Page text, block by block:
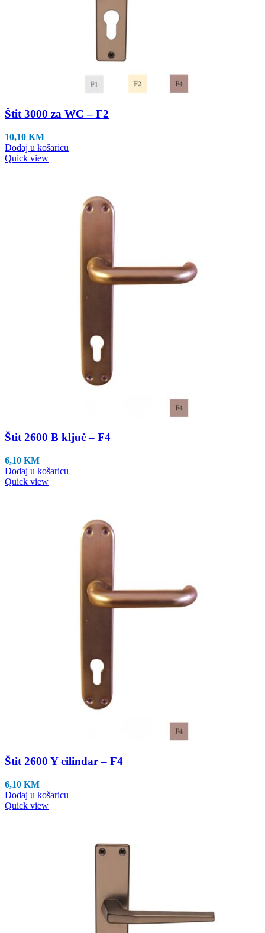
Štit 3000 za WC – F2
10,10 KM
Dodaj u košaricu
Quick view
Štit 2600 B ključ – F4
6,10 KM
Dodaj u košaricu
Quick view
Štit 2600 Y cilindar – F4
6,10 KM
Dodaj u košaricu
Quick view